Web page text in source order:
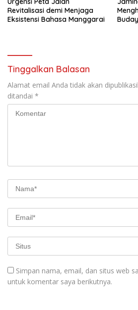
Revitalisasi demi Menjaga
Eksistensi Bahasa Manggarai
Tinggalkan Balasan
Alamat email Anda tidak akan
ditandai *
Simpan nama, email, dan situs web
untuk komentar saya berikutnya.